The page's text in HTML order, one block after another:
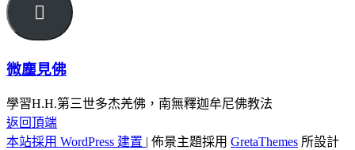
郵
件
地
址

微塵見佛
學習H.H.第三世多杰羌佛，南無釋迦牟尼佛教法
返回頂端
本站採用 WordPress 建置 | 佈景主題採用 GretaThemes 所設計